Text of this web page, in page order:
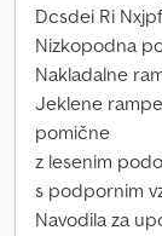
Dcsdei Ri
Nizkopodna
Nakladalne
Jeklene
pomične
z lesenim
s podpornim
Navodila za